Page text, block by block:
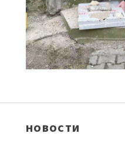
НОВОСТИ